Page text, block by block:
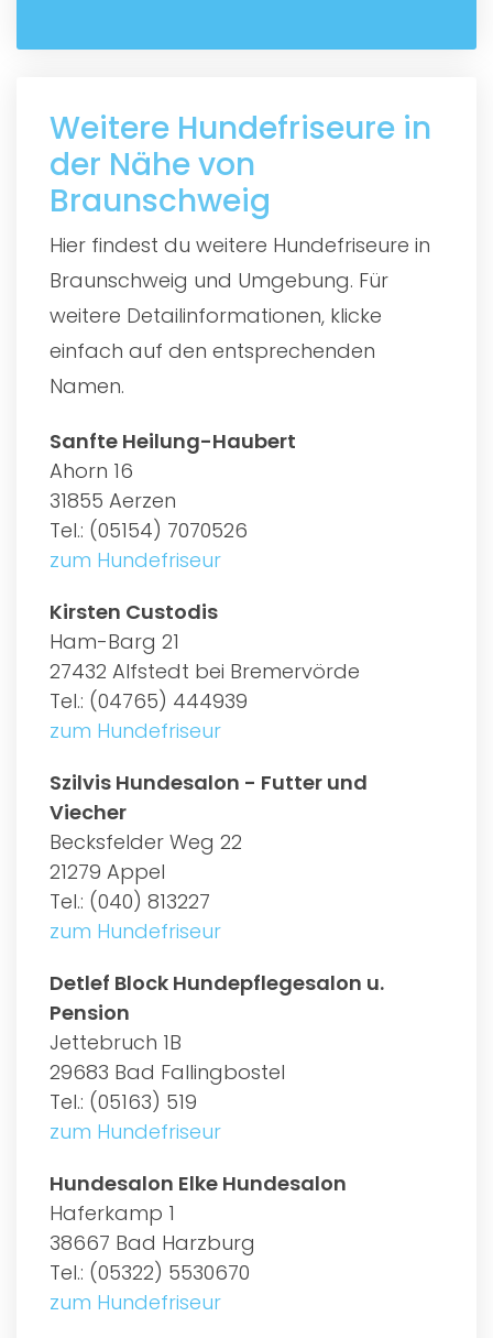
Weitere Hundefriseure in
der Nähe von
Braunschweig
Hier findest du weitere Hundefriseure in
Braunschweig und Umgebung. Für
weitere Detailinformationen, klicke
einfach auf den entsprechenden
Namen.
Sanfte Heilung-Haubert
Ahorn 16
31855 Aerzen
Tel.: (05154) 7070526
zum Hundefriseur
Kirsten Custodis
Ham-Barg 21
27432 Alfstedt bei Bremervörde
Tel.: (04765) 444939
zum Hundefriseur
Szilvis Hundesalon - Futter und
Viecher
Becksfelder Weg 22
21279 Appel
Tel.: (040) 813227
zum Hundefriseur
Detlef Block Hundepflegesalon u.
Pension
Jettebruch 1B
29683 Bad Fallingbostel
Tel.: (05163) 519
zum Hundefriseur
Hundesalon Elke Hundesalon
Haferkamp 1
38667 Bad Harzburg
Tel.: (05322) 5530670
zum Hundefriseur